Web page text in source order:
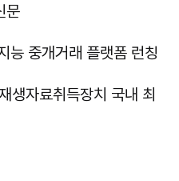
문
중개거래 플랫폼 런칭
생자료취득장치 국내 최